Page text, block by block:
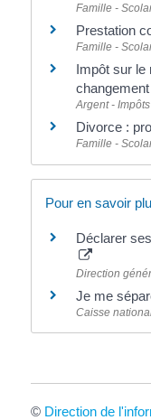
Famille -
Prestation
Famille -
Impôt sur
Argent -
Divorce :
Famille -
Pour en savoir
Déclarer
Direction
Je me
Caisse
© Direction de